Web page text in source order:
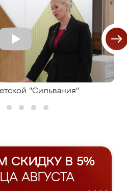
"Сильвания"
СКИДКУ В 5%
АВГУСТА